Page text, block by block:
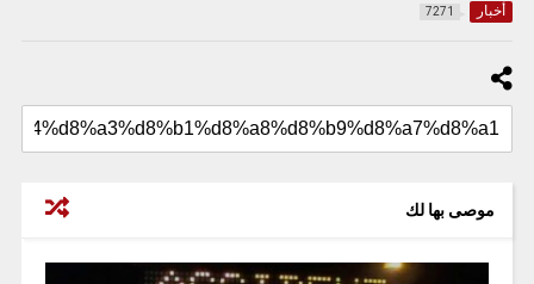
أخبار 7271
موصى بها لك